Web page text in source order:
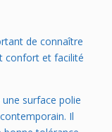
de connaître
confort et facilité
surface polie
Il